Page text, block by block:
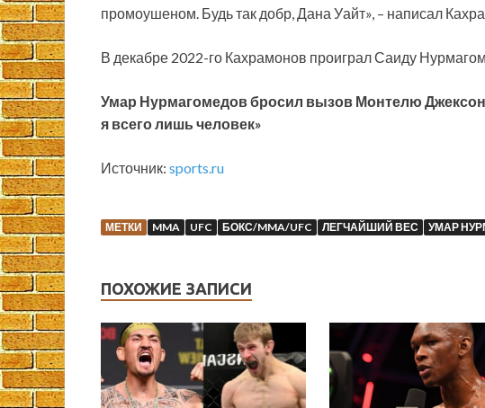
промоушеном. Будь так добр, Дана Уайт», – написал
В декабре 2022-го Кахрамонов проиграл Саиду
Умар Нурмагомедов бросил вызов Монтелю
я всего лишь человек»
Источник: sports.ru
МЕТКИ MMA UFC БОКС/MMA/UFC ЛЕГЧАЙШИЙ ВЕС УМАР
ПОХОЖИЕ ЗАПИСИ